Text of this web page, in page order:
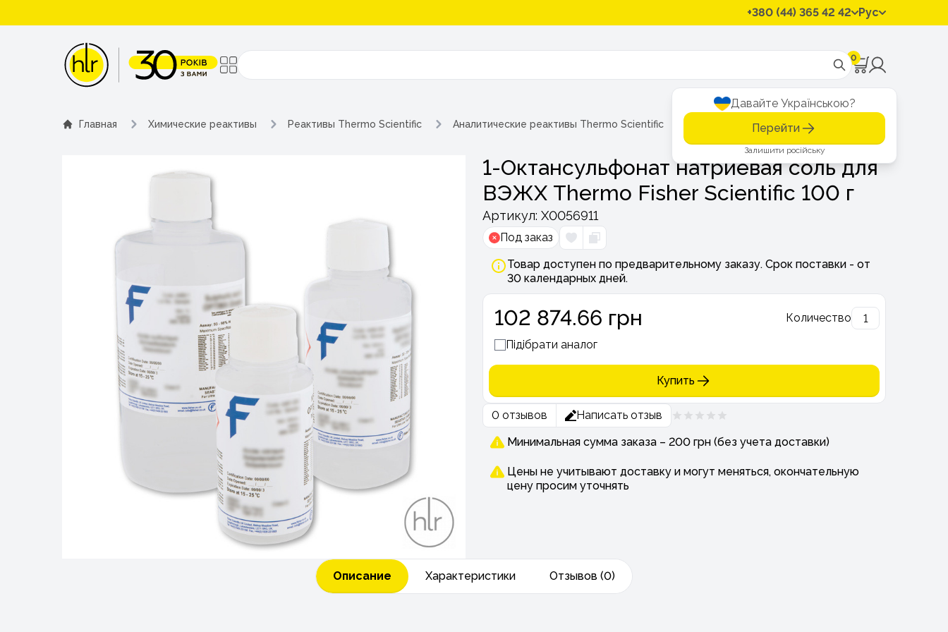
+380 (44) 365 42 42 Рус
0
Давайте Українською?
Перейти
Залишити російську
Поиск
Главная Химические реактивы Реактивы Thermo Scientific Аналитические реактивы Thermo Scientific 1-Октансульфонат натриевая соль для ВЭЖХ
1-Октансульфонат натриевая соль для
ВЭЖХ Thermo Fisher Scientific 100 г
Артикул: Х0056911
Под заказ
Товар доступен по предварительному заказу. Срок поставки - от
30 календарных дней.
102 874.66 грн
Количество
Підібрати аналог
Купить
0 отзывов
Написать отзыв
Минимальная сумма заказа – 200 грн (без учета доставки)
Цены не учитывают доставку и могут меняться, окончательную
цену просим уточнять
Описание Характеристики Отзывов (0)